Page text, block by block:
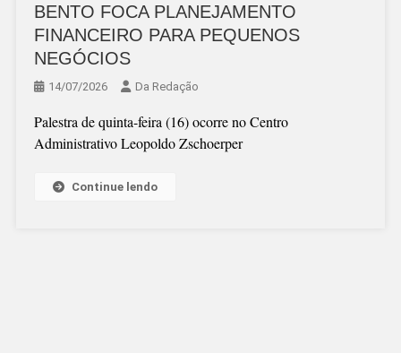
BENTO FOCA PLANEJAMENTO
FINANCEIRO PARA PEQUENOS
NEGÓCIOS
14/07/2026 Da Redação
Palestra de quinta-feira (16) ocorre no Centro
Administrativo Leopoldo Zschoerper
Continue lendo